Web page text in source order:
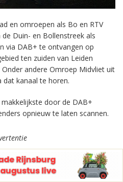
en omroepen als Bo en RTV
Duin- en Bollenstreek als
via DAB+ te ontvangen op
ten zuiden van Leiden
andere Omroep Midvliet uit
dat kanaal te horen.
door de DAB+
opnieuw te laten scannen.